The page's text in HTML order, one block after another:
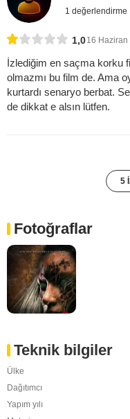
1 değerlendirme
1,016
İzlediğim en saçma korku
olmazmı bu film de. Ama
kurtardı senaryo berbat.
de dikkat e alsın lütfen.
5
Fotoğraflar
Teknik bilgiler
Ülke
Dağıtımcı
Yapım yılı